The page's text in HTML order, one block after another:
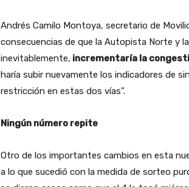
Andrés Camilo Montoya, secretario de
consecuencias de que la Autopista Norte y
inevitablemente, incrementaría la
haría subir nuevamente los indicadores de
restricción en estas dos vías”.
Ningún número repite
Otro de los importantes cambios en esta
a lo que sucedió con la medida de sorteo